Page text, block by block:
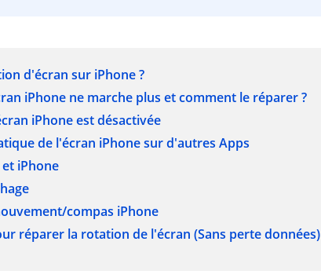
d'écran sur iPhone ?
iPhone ne marche plus et comment le réparer ?
iPhone est désactivée
de l'écran iPhone sur d'autres Apps
iPhone
compas iPhone
réparer la rotation de l'écran (Sans perte données)